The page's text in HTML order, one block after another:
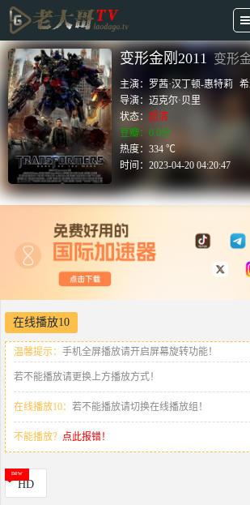
变形金刚2011 变形
主演： 罗茜·汉丁顿-惠特莉
导演：迈克尔·贝里
状态：超清
豆瓣：0.0分
热度：334 ℃
时间：2023-04-20 04:20:47
在线播放10
温馨提示： 手机全屏播放请开启屏幕旋转功能！
若不能播放请更换上方播放方式！
在线播放10： 若不能播放请切换在线播放组！
不能播放？ 点此报错！
HD